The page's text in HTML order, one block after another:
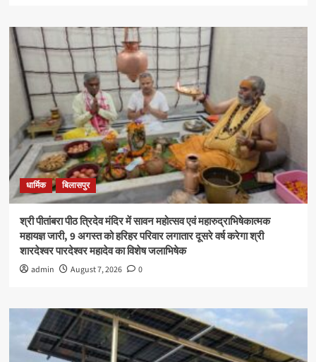
धार्मिक बिलासपुर
श्री पीतांबरा पीठ त्रिदेव मंदिर में सावन महोत्सव एवं महारुद्राभिषेकात्मक
महायज्ञ जारी, 9 अगस्त को हरिहर परिवार लगातार दूसरे वर्ष करेगा श्री
शारदेश्वर पारदेश्वर महादेव का विशेष जलाभिषेक
admin August 7, 2026 0